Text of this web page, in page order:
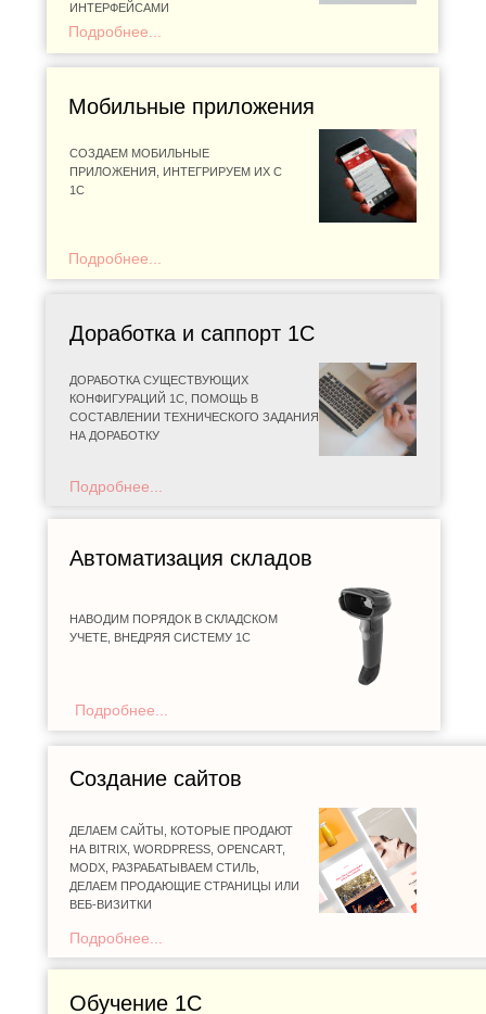
Доработка и саппорт 1С
ДОРАБОТКА СУЩЕСТВУЮЩИХ
КОНФИГУРАЦИЙ 1С, ПОМОЩЬ В
СОСТАВЛЕНИИ ТЕХНИЧЕСКОГО ЗАДАНИЯ
НА ДОРАБОТКУ
ИНТЕРФЕЙСАМИ
Автоматизация складов
НАВОДИМ ПОРЯДОК В СКЛАДСКОМ
УЧЕТЕ, ВНЕДРЯЯ СИСТЕМУ 1С
Мобильные приложения
СОЗДАЕМ МОБИЛЬНЫЕ
ПРИЛОЖЕНИЯ, ИНТЕГРИРУЕМ ИХ С
1С
Создание сайтов
ДЕЛАЕМ САЙТЫ, КОТОРЫЕ ПРОДАЮТ
НА BITRIX, WORDPRESS, OPENCART,
MODX, РАЗРАБАТЫВАЕМ СТИЛЬ,
ДЕЛАЕМ ПРОДАЮЩИЕ СТРАНИЦЫ ИЛИ
ВЕБ-ВИЗИТКИ
Подробнее...
Подробнее...
Подробнее...
Подробнее...
Обучение 1С
Подробнее...